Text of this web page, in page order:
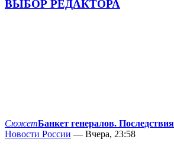
ВЫБОР РЕДАКТОРА
СюжетБанкет генералов.
Новости России — Вчера, 23:58